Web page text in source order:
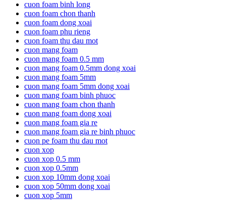
cuon foam binh long
cuon foam chon thanh
cuon foam dong xoai
cuon foam phu rieng
cuon foam thu dau mot
cuon mang foam
cuon mang foam 0.5 mm
cuon mang foam 0.5mm dong xoai
cuon mang foam 5mm
cuon mang foam 5mm dong xoai
cuon mang foam binh phuoc
cuon mang foam chon thanh
cuon mang foam dong xoai
cuon mang foam gia re
cuon mang foam gia re binh phuoc
cuon pe foam thu dau mot
cuon xop
cuon xop 0.5 mm
cuon xop 0.5mm
cuon xop 10mm dong xoai
cuon xop 50mm dong xoai
cuon xop 5mm